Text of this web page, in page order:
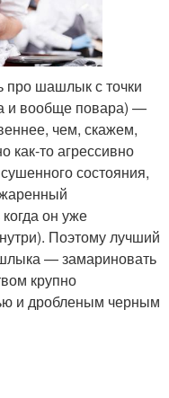
про шашлык с точки
и вообще повара) —
чем, скажем,
как-то агрессивно
состояния,
он уже
Поэтому лучший
— замариновать
крупно
и дробленым черным